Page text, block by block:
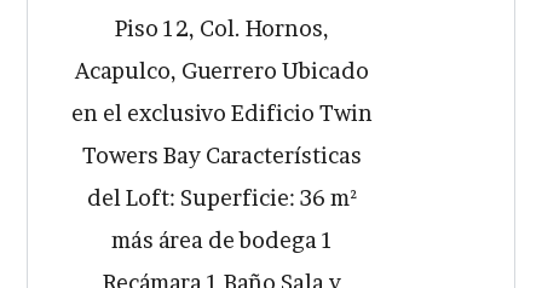
Piso 12, Col. Hornos,
Acapulco, Guerrero Ubicado
en el exclusivo Edificio Twin
Towers Bay Características
del Loft: Superficie: 36 m²
más área de bodega 1
Recámara 1 Baño Sala y